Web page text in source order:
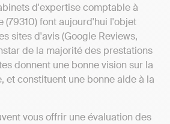
d'expertise comptable à
(79310) font aujourd'hui l'objet
sites d'avis (Google Reviews,
de la majorité des prestations
donnent une bonne vision sur la
et constituent une bonne aide à la
vous offrir une évaluation des